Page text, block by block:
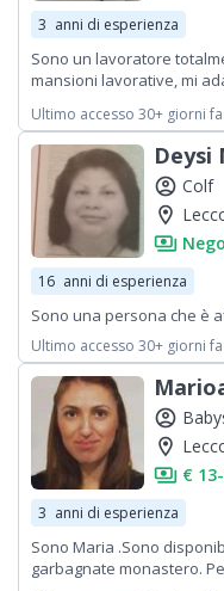
3 anni di esperienza
Sono un lavoratore
mansioni lavorative, mi
Ultimo accesso 30+ giorni fa
Deysi
account_circle Colf
location_on
payments
16 anni di esperienza
Sono una persona che è
Ultimo accesso 30+ giorni fa
account_circle
location_on
payments €
3 anni di esperienza
Sono Maria .Sono
garbagnate monastero.